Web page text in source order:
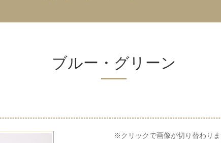
ブルー・グリーン
※クリックで画像が切り替わりま